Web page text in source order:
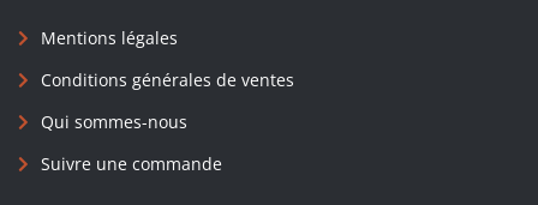
Mentions légales
Conditions générales de ventes
Qui sommes-nous
Suivre une commande